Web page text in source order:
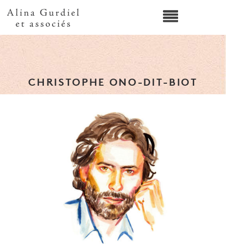
CHRISTOPHE ONO-DIT-BIOT